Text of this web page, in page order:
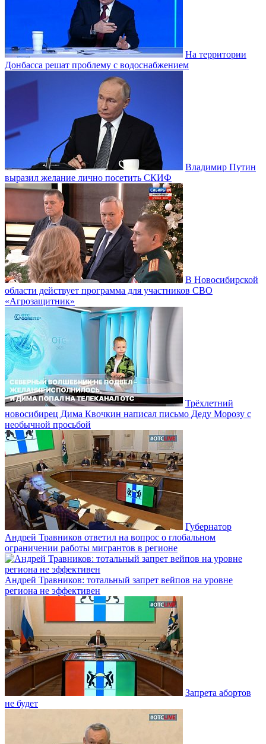
На территории
Донбасса решат проблему с водоснабжением
Владимир Путин
выразил желание лично посетить СКИФ
В Новосибирской
области действует программа для участников СВО
«Агрозащитник»
Трёхлетний
новосибирец Дима Квочкин написал письмо Деду Морозу с
необычной просьбой
Губернатор
Андрей Травников ответил на вопрос о глобальном
ограничении работы мигрантов в регионе
Андрей Травников: тотальный запрет вейпов на уровне
региона не эффективен
Запрета абортов
не будет